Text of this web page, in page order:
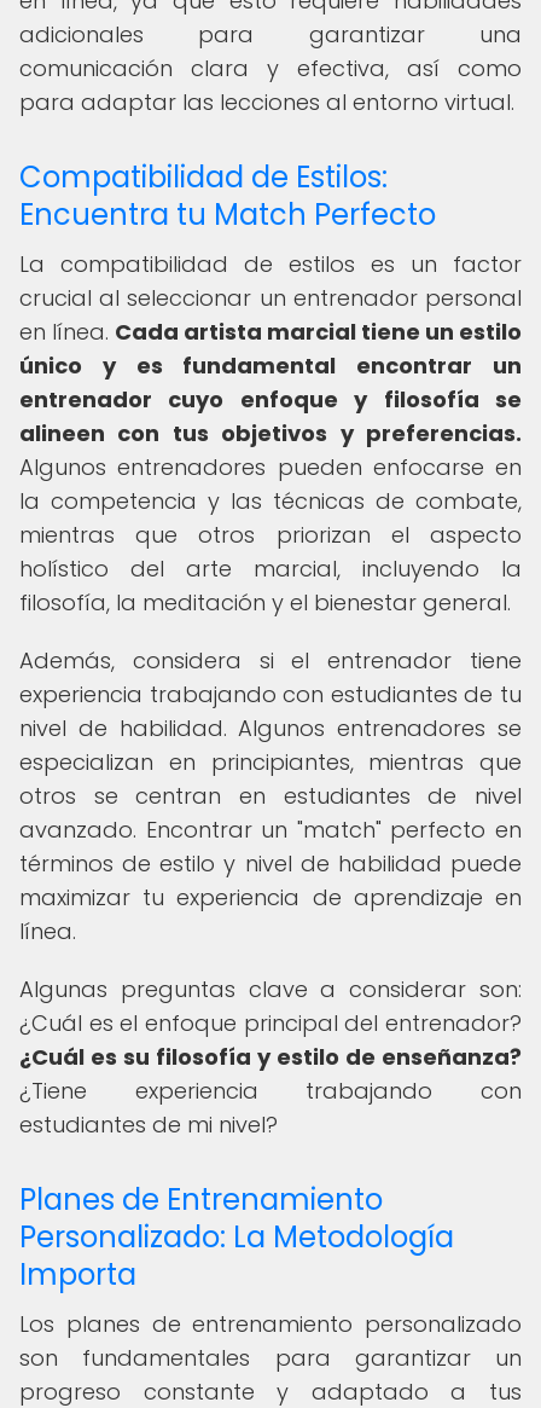
adicionales para garantizar una
comunicación clara y efectiva, así como
para adaptar las lecciones al entorno virtual.
Compatibilidad de Estilos:
Encuentra tu Match Perfecto
La compatibilidad de estilos es un factor
crucial al seleccionar un entrenador personal
en línea. Cada artista marcial tiene un estilo
único y es fundamental encontrar un
entrenador cuyo enfoque y filosofía se
alineen con tus objetivos y preferencias.
Algunos entrenadores pueden enfocarse en
la competencia y las técnicas de combate,
mientras que otros priorizan el aspecto
holístico del arte marcial, incluyendo la
filosofía, la meditación y el bienestar general.
Además, considera si el entrenador tiene
experiencia trabajando con estudiantes de tu
nivel de habilidad. Algunos entrenadores se
especializan en principiantes, mientras que
otros se centran en estudiantes de nivel
avanzado. Encontrar un "match" perfecto en
términos de estilo y nivel de habilidad puede
maximizar tu experiencia de aprendizaje en
línea.
Algunas preguntas clave a considerar son:
¿Cuál es el enfoque principal del entrenador?
¿Cuál es su filosofía y estilo de enseñanza?
¿Tiene experiencia trabajando con
estudiantes de mi nivel?
Planes de Entrenamiento
Personalizado: La Metodología
Importa
Los planes de entrenamiento personalizado
son fundamentales para garantizar un
progreso constante y adaptado a tus